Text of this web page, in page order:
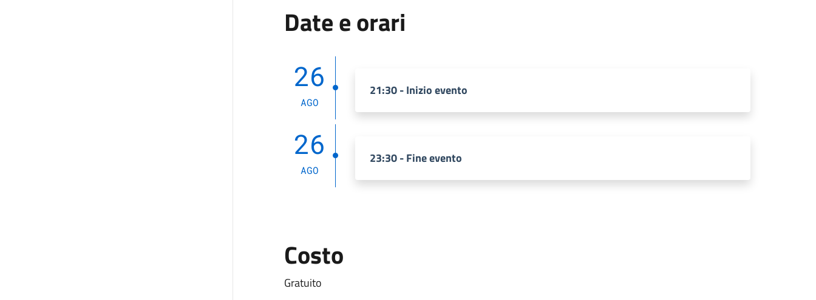
Date e orari
26
AGO
21:30 - Inizio evento
26
AGO
23:30 - Fine evento
Costo
Gratuito